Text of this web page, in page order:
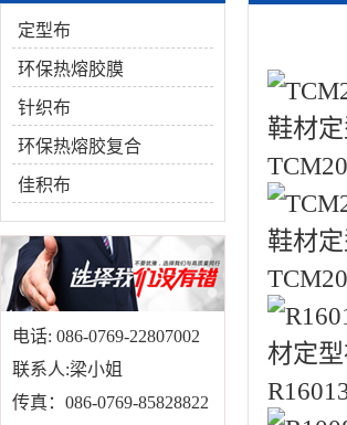
定型布
环保热熔胶膜
针织布
环保热熔胶复合
佳积布
电话: 086-0769-22807002
联系人:梁小姐
传真：086-0769-85828822